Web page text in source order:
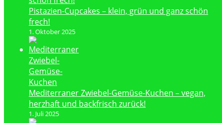
Pistazien-Cupcakes – klein, grün und ganz schön
frech!
1. Oktober 2025
Mediterraner Zwiebel-Gemüse-Kuchen – vegan,
herzhaft und backfrisch zurück!
1. Juli 2025